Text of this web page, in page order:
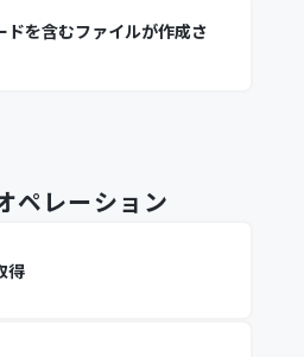
ドを含むファイルが作成さ
ペレーション
得